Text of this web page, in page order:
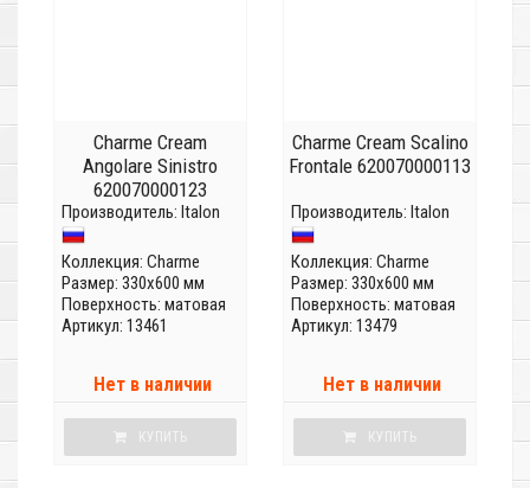
Charme Cream
Angolare Sinistro
620070000123
Производитель: Italon
Коллекция: Charme
Размер: 330x600 мм
Поверхность: матовая
Артикул: 13461
Нет в наличии
КУПИТЬ
Charme Cream Scalino
Frontale 620070000113
Производитель: Italon
Коллекция: Charme
Размер: 330x600 мм
Поверхность: матовая
Артикул: 13479
Нет в наличии
КУПИТЬ